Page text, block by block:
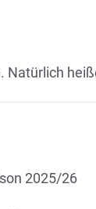
2025/26